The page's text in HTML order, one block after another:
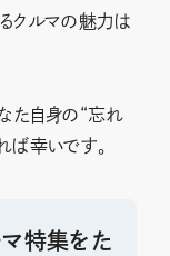
クルマの魅力は
た自身の“忘れ
ば幸いです。
特集をた